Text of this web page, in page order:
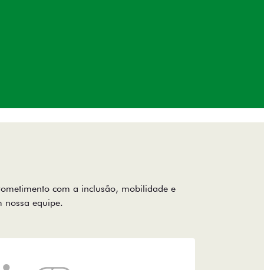
com a inclusão, mobilidade e
nossa equipe.